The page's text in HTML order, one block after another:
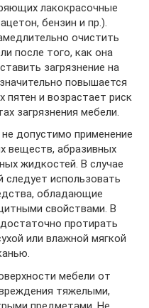
лакокрасочные
бензин и пр.).
очистить
после того, как она
загрязнение на
повышается
пятен и возрастает риск
загрязнения мебели.
допустимо применение
веществ, абразивных
жидкостей. В случае
следует использовать
обладающие
свойствами. В
протирать
или влажной мягкой
мебели от
тяжелыми,